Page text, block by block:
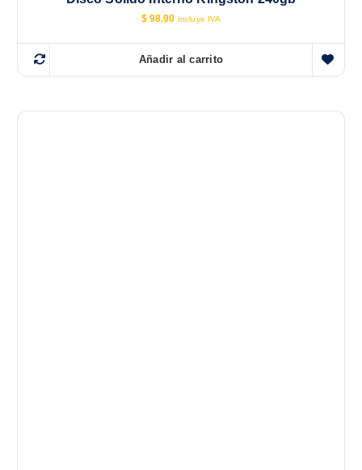
$98.90 Incluye IVA
Añadir al carrito